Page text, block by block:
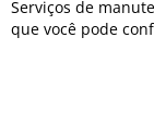
Serviços de
que você pode